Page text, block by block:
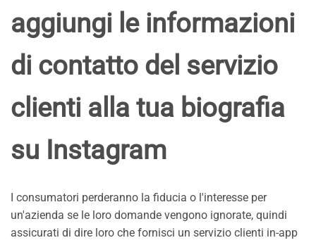
aggiungi le informazioni
di contatto del servizio
clienti alla tua biografia
su Instagram
I consumatori perderanno la fiducia o l'interesse per
un'azienda se le loro domande vengono ignorate, quindi
assicurati di dire loro che fornisci un servizio clienti in-app